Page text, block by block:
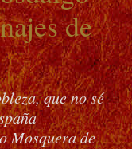
de
que no sé
Mosquera de